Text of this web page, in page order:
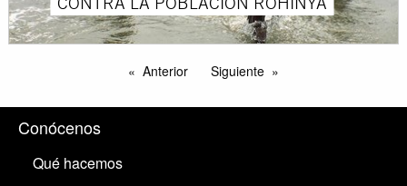
Anterior Siguiente
Conócenos
Qué hacemos